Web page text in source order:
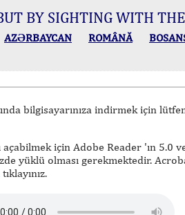
BY SIGHTING WITH
AZӘRBAYCAN ROMÂNĂ
bilgisayarınıza indirmek için
açabilmek için Adobe Reader 'ın 5.0
yüklü olması gerekmektedir.
tıklayınız.